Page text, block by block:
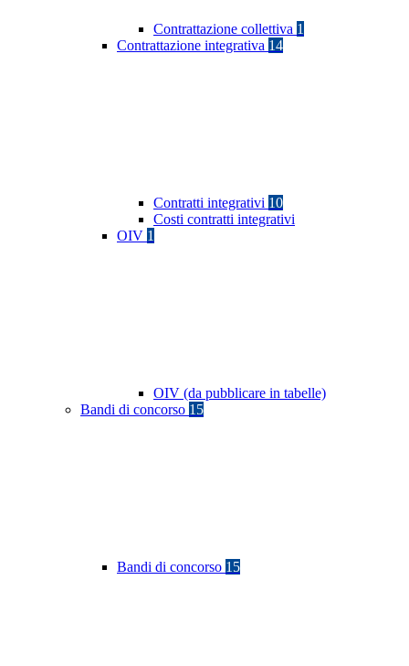
Contrattazione collettiva 1
Contrattazione integrativa 14
Contratti integrativi 10
Costi contratti integrativi
OIV 1
OIV (da pubblicare in tabelle)
Bandi di concorso 15
Bandi di concorso 15